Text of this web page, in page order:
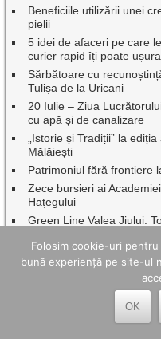
Beneficiile utilizării unei
pielii
5 idei de afaceri pe care
curier rapid îți poate
Sărbătoare cu
Tulișa de la Uricani
20 Iulie – Ziua
cu apă și de canalizare
„Istorie și Tradiții” la
Mălăiești
Patrimoniul fără frontiere
Zece bursieri ai
Hațegului
Green Line Valea Jiului:
Dr.ing. Benor Voicescu,
emeriți ai Universității din
Folosim cookie-uri
bună experiență pe site-ul
OK